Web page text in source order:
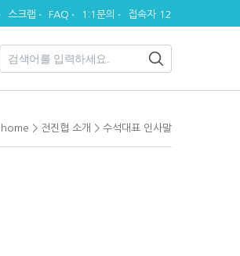
스크랩 FAQ 1:1문의 접속자 12
home > 전진협 소개 > 수석대표 인사말